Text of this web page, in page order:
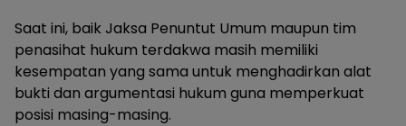
Saat ini, baik Jaksa Penuntut Umum maupun tim
penasihat hukum terdakwa masih memiliki
kesempatan yang sama untuk menghadirkan alat
bukti dan argumentasi hukum guna memperkuat
posisi masing-masing.